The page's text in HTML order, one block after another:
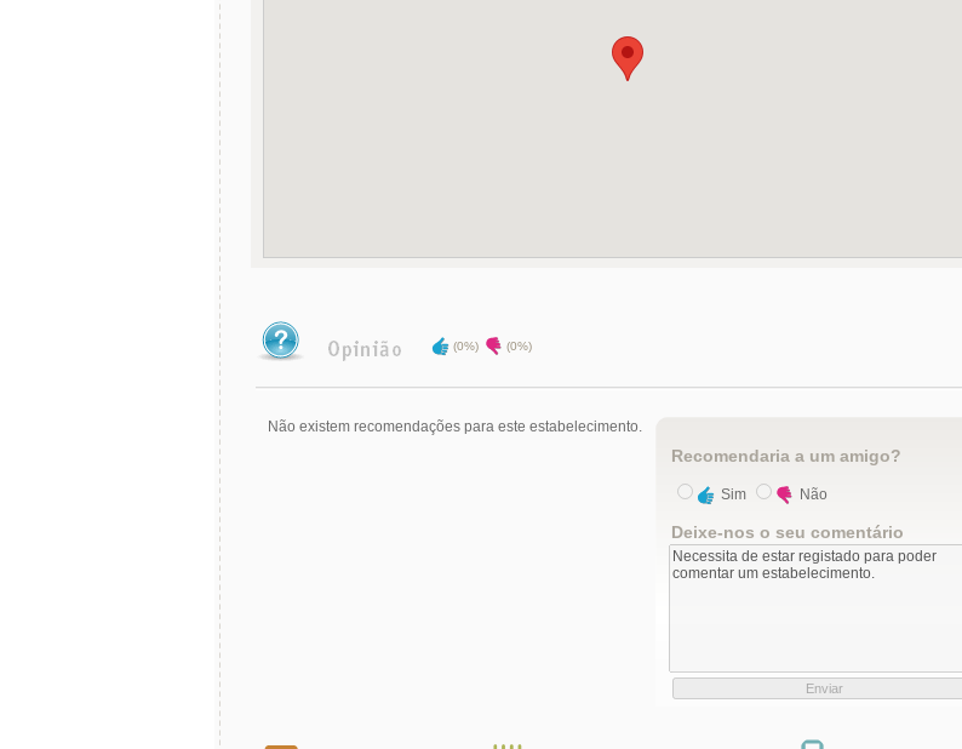
(0%) (0%)
Não existem recomendações para este estabelecimento.
Recomendaria a um amigo?
Sim Não
Deixe-nos o seu comentário